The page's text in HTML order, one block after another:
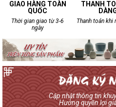
GIAO HÀNG TOÀN
QUỐC
Thời gian giao từ 3-6
ngày
THANH
Thanh toán khi
Cập nhật thông tin
Hưởng quyền lợi